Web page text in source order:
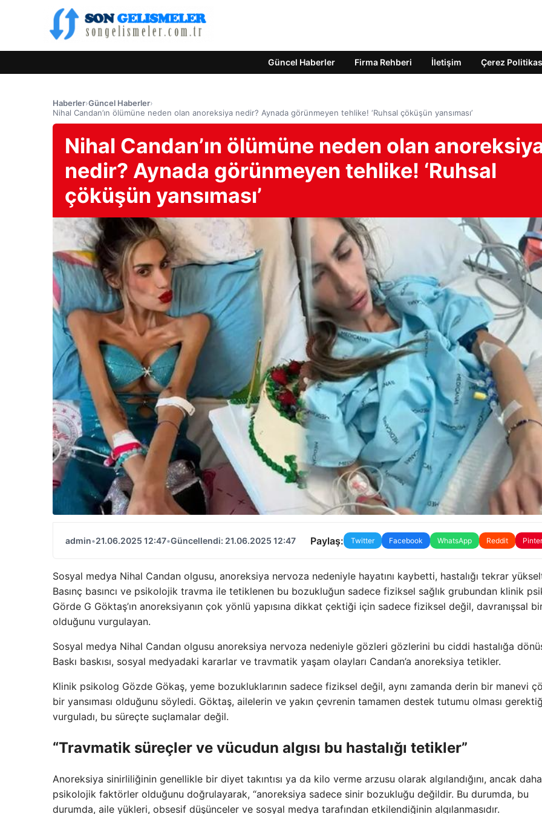
Güncel Haberler Firma Rehberi İletişim Çerez
Haberler›Güncel Haberler›
Nihal Candan’ın ölümüne neden olan anoreksiya nedir? Aynada görünmeyen tehlike! ‘Ruhsal çöküşün yansıması’
Nihal Candan’ın ölümüne neden olan
nedir? Aynada görünmeyen tehlike! ‘Ruhsal
çöküşün yansıması’
admin•21.06.2025 12:47•Güncellendi: 21.06.2025 12:47 Paylaş: Twitter Facebook WhatsApp Reddit
Sosyal medya Nihal Candan olgusu, anoreksiya nervoza nedeniyle hayatını kaybetti, hastalığı tekrar
Basınç basıncı ve psikolojik travma ile tetiklenen bu bozukluğun sadece fiziksel sağlık grubundan klinik
Görde G Göktaş’ın anoreksiyanın çok yönlü yapısına dikkat çektiği için sadece fiziksel değil, davranışsal
olduğunu vurgulayan.
Sosyal medya Nihal Candan olgusu anoreksiya nervoza nedeniyle gözleri gözlerini bu ciddi hastalığa
Baskı baskısı, sosyal medyadaki kararlar ve travmatik yaşam olayları Candan’a anoreksiya tetikler.
Klinik psikolog Gözde Gökaş, yeme bozukluklarının sadece fiziksel değil, aynı zamanda derin bir manevi
bir yansıması olduğunu söyledi. Göktaş, ailelerin ve yakın çevrenin tamamen destek tutumu olması
vurguladı, bu süreçte suçlamalar değil.
“Travmatik süreçler ve vücudun algısı bu hastalığı tetikler”
Anoreksiya sinirliliğinin genellikle bir diyet takıntısı ya da kilo verme arzusu olarak algılandığını, ancak
psikolojik faktörler olduğunu doğrulayarak, “anoreksiya sadece sinir bozukluğu değildir. Bu durumda, bu
durumda, aile yükleri, obsesif düşünceler ve sosyal medya tarafından etkilendiğinin algılanmasıdır.